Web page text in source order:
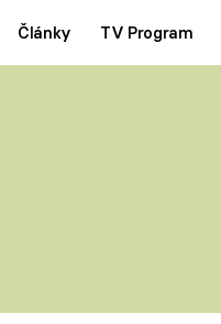
Články TV Program